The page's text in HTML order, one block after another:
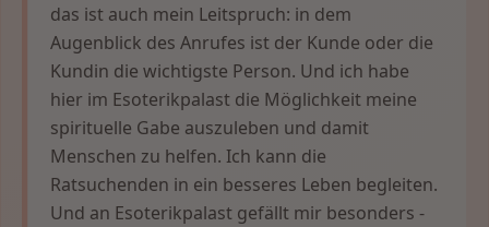
das ist auch mein Leitspruch: in dem
Augenblick des Anrufes ist der Kunde oder die
Kundin die wichtigste Person. Und ich habe
hier im Esoterikpalast die Möglichkeit meine
spirituelle Gabe auszuleben und damit
Menschen zu helfen. Ich kann die
Ratsuchenden in ein besseres Leben begleiten.
Und an Esoterikpalast gefällt mir besonders -